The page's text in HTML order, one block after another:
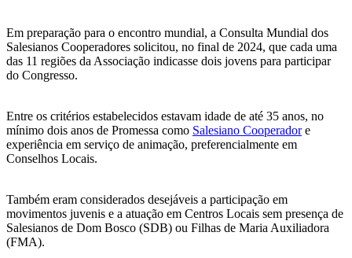
Em preparação para o encontro mundial, a Consulta Mundial dos
Salesianos Cooperadores solicitou, no final de 2024, que cada uma
das 11 regiões da Associação indicasse dois jovens para participar
do Congresso.
Entre os critérios estabelecidos estavam idade de até 35 anos, no
mínimo dois anos de Promessa como Salesiano Cooperadore
experiência em serviço de animação, preferencialmente em
Conselhos Locais.
Também eram considerados desejáveis a participação em
movimentos juvenis e a atuação em Centros Locais sem presença de
Salesianos de Dom Bosco (SDB) ou Filhas de Maria Auxiliadora
(FMA).